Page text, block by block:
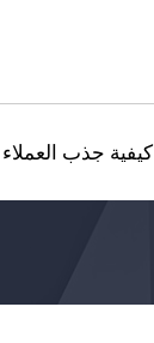
كيفية جذب العملاء